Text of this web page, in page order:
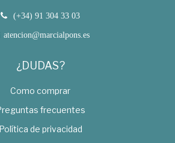
(+34) 91 304 33 03
atencion@marcialpons.es
¿DUDAS?
Como comprar
frecuentes
Política de privacidad